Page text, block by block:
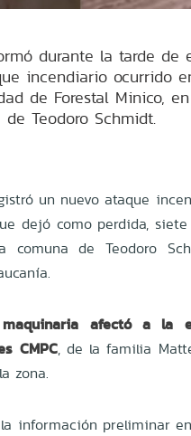
durante la tarde de
incendiario ocurrido
de Forestal Minico,
de Teodoro Schmidt.
un nuevo ataque
dejó como perdida,
comuna de Teodoro
afectó a la
CMPC, de la familia
zona.
información preliminar